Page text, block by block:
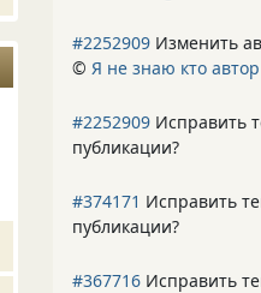
#2252909 Изменить
© Я не знаю кто автор
#2252909 Исправить
публикации?
#374171 Исправить
публикации?
#367716 Исправить